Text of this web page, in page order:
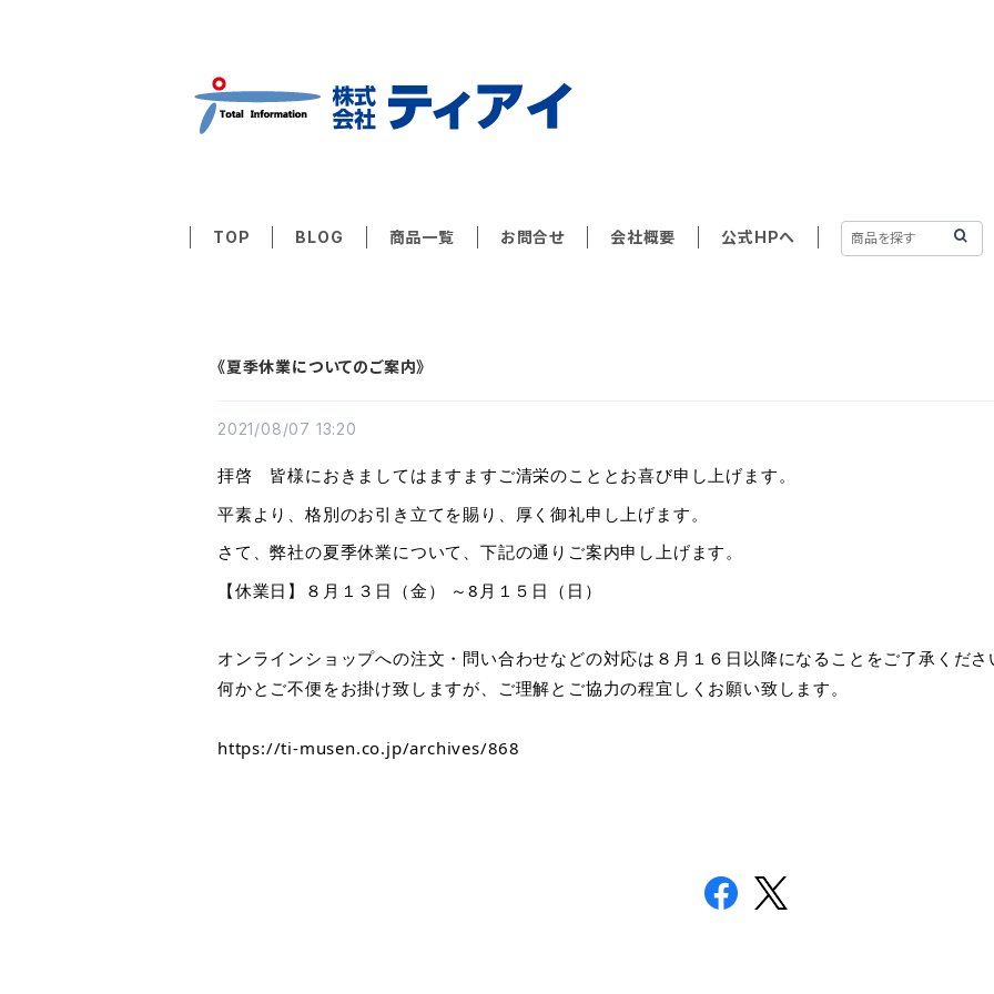
TOP BLOG 商品一覧 お問合せ 会社概要 公式HPへ
《夏季休業についてのご案内》
2021/08/07 13:20
拝啓　皆様におきましてはますますご清栄のこととお喜び申し上げます。
平素より、格別のお引き立てを賜り、厚く御礼申し上げます。
さて、弊社の夏季休業について、下記の通りご案内申し上げます。
【休業日】８月１３日（金） ～8月１５日（日）
オンラインショップへの注文・問い合わせなどの対応は８月１６日以降になることをご了承くださ
何かとご不便をお掛け致しますが、ご理解とご協力の程宜しくお願い致します。
https://ti-musen.co.jp/archives/868